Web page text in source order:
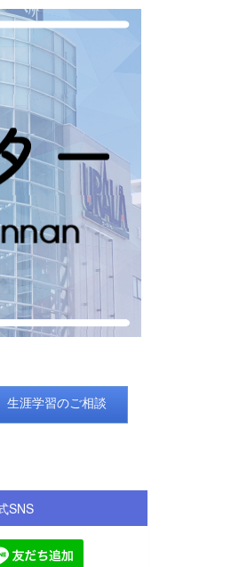
生涯学習のご相談
SNS